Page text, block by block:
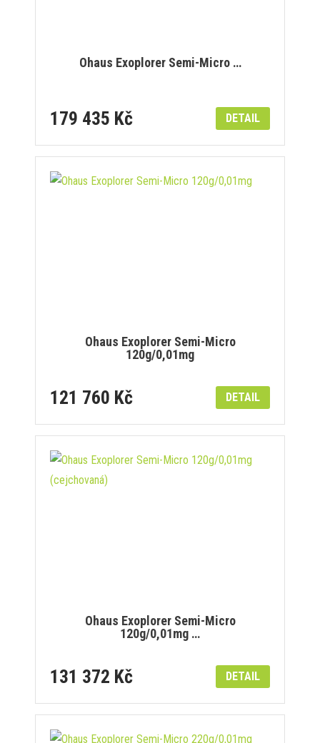
Ohaus Exoplorer Semi-Micro …
179 435 Kč DETAIL
Ohaus Exoplorer Semi-Micro
120g/0,01mg
121 760 Kč DETAIL
Ohaus Exoplorer Semi-Micro
120g/0,01mg …
131 372 Kč DETAIL